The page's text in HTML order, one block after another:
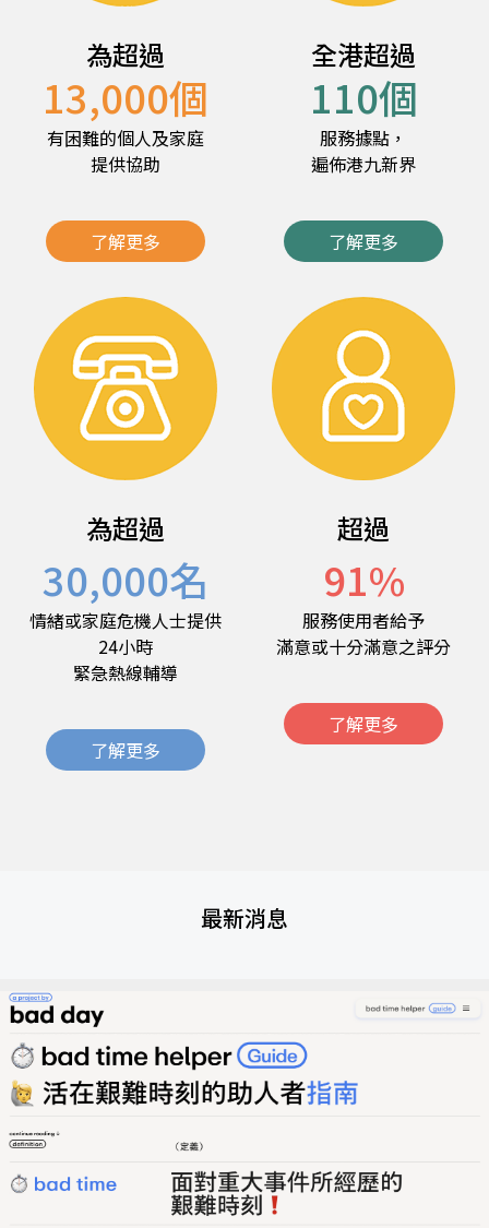
為超過
13,000個
有困難的個人及家庭
提供協助
了解更多
全港超過
110個
服務據點，
遍佈港九新界
了解更多
為超過
30,000名
情緒或家庭危機人士提供
24小時
緊急熱線輔導
了解更多
超過
91%
服務使用者給予
滿意或十分滿意之評分
了解更多
最新消息